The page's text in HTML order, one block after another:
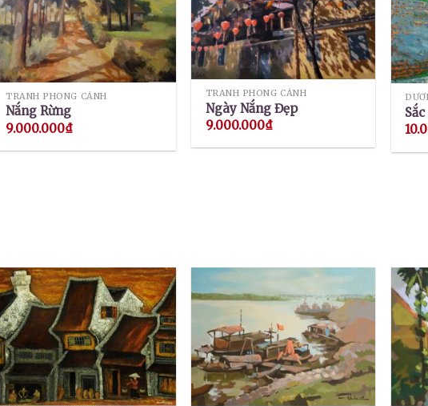
TRANH PHONG CẢNH
Nắng Rừng
9.000.000₫
TRANH PHONG CẢNH
Ngày Nắng Đẹp
9.000.000₫